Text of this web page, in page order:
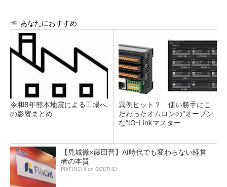
あなたにおすすめ
令和8年熊本地震による工場へ
の影響まとめ
異例ヒット？ 使い勝手にこ
だわったオムロンの“オープン
な”IO-Linkマスター
【見城徹×藤田晋】AI時代でも変わらない経営
者の本質
PR(FINCHI on GOETHE)